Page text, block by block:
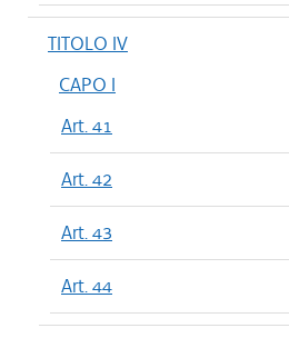
TITOLO IV
CAPO I
Art. 41
Art. 42
Art. 43
Art. 44